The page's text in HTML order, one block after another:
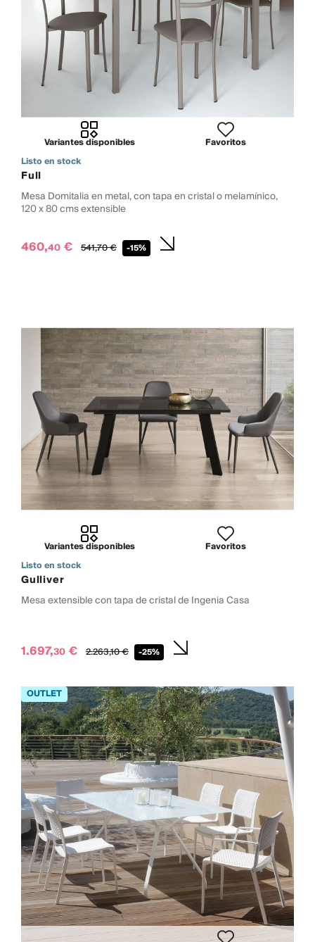
Variantes disponibles
Favoritos
Listo en stock
Full
Mesa Domitalia en metal, con tapa en cristal o melamínico,
120 x 80 cms extensible
460,40 € 541,70€ -15%
Variantes disponibles
Favoritos
Listo en stock
Gulliver
Mesa extensible con tapa de cristal de Ingenia Casa
1.697,30 € 2.263,10€ -25%